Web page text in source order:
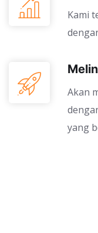
Kami
Akan
yang